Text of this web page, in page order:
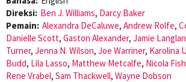
Direksi: Ben J. Williams, Darcy Baker
Pemain: Alexandra DeCaluwe, Andrew Rolfe,
Danielle Scott, Gaston Alexander, Jamie
Turner, Jenna N. Wilson, Joe Warriner, Karolina
Budd, Lila Lasso, Matthew Metcalfe, Nicola
Rene Vrabel, Sam Thackwell, Wayne Dobson